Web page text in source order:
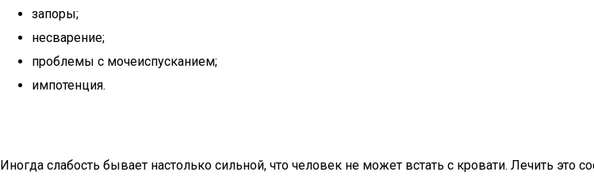
запоры;
несварение;
проблемы с мочеиспусканием;
импотенция.
Иногда слабость бывает настолько сильной, что человек не может встать с кровати. Лечить это